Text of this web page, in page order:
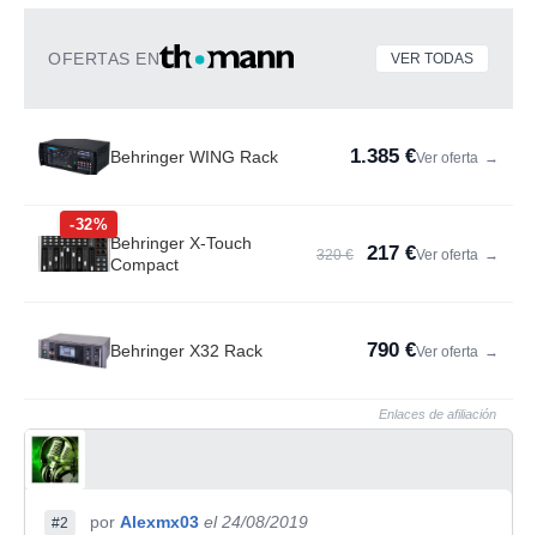
OFERTAS EN VER TODAS
Behringer WING Rack 1.385 €Ver oferta →
-32%
Behringer X-Touch
Compact
320 € 217 €Ver oferta →
Behringer X32 Rack 790 €Ver oferta →
Enlaces de afiliación
#2 por Alexmx03 el 24/08/2019